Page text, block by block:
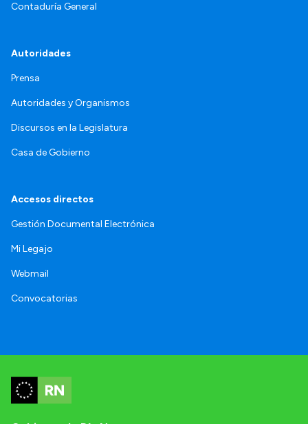
Contaduría General
Autoridades
Prensa
Autoridades y Organismos
Discursos en la Legislatura
Casa de Gobierno
Accesos directos
Gestión Documental Electrónica
Mi Legajo
Webmail
Convocatorias